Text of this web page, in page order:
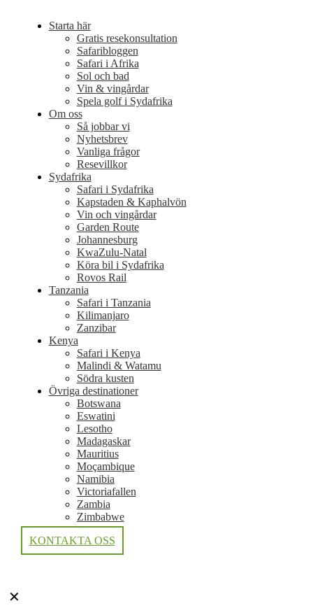
Starta här
Gratis resekonsultation
Safaribloggen
Safari i Afrika
Sol och bad
Vin & vingårdar
Spela golf i Sydafrika
Om oss
Så jobbar vi
Nyhetsbrev
Vanliga frågor
Resevillkor
Sydafrika
Safari i Sydafrika
Kapstaden & Kaphalvön
Vin och vingårdar
Garden Route
Johannesburg
KwaZulu-Natal
Köra bil i Sydafrika
Rovos Rail
Tanzania
Safari i Tanzania
Kilimanjaro
Zanzibar
Kenya
Safari i Kenya
Malindi & Watamu
Södra kusten
Övriga destinationer
Botswana
Eswatini
Lesotho
Madagaskar
Mauritius
Moçambique
Namibia
Victoriafallen
Zambia
Zimbabwe
KONTAKTA OSS
✕